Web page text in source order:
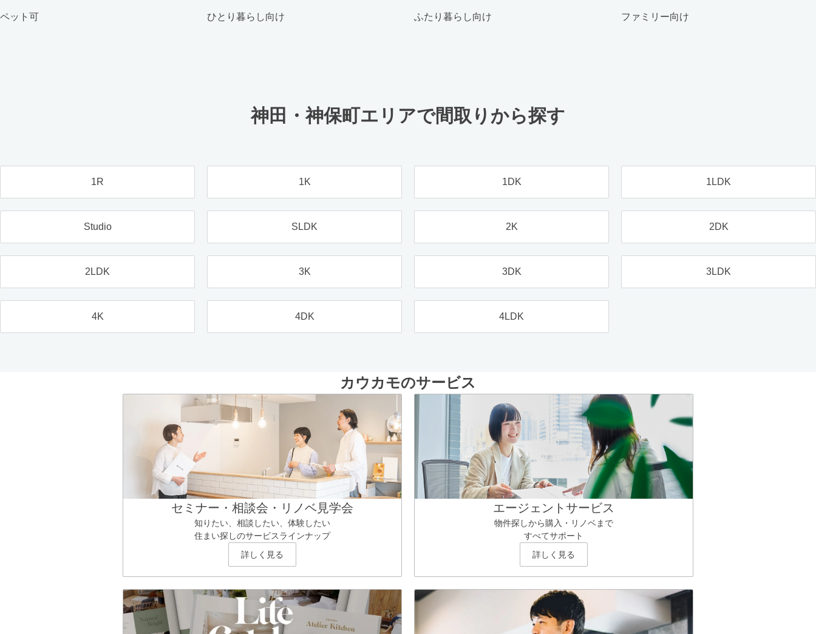
ペット可 ひとり暮らし向け ふたり暮らし向け ファミリー向け
神田・神保町エリアで間取りから探す
1R 1K 1DK 1LDK
Studio SLDK 2K 2DK
2LDK 3K 3DK 3LDK
4K 4DK 4LDK
カウカモのサービス
セミナー・相談会・リノベ見学会
知りたい、相談したい、体験したい
住まい探しのサービスラインナップ
詳しく見る
エージェントサービス
物件探しから購入・リノベまで
すべてサポート
詳しく見る